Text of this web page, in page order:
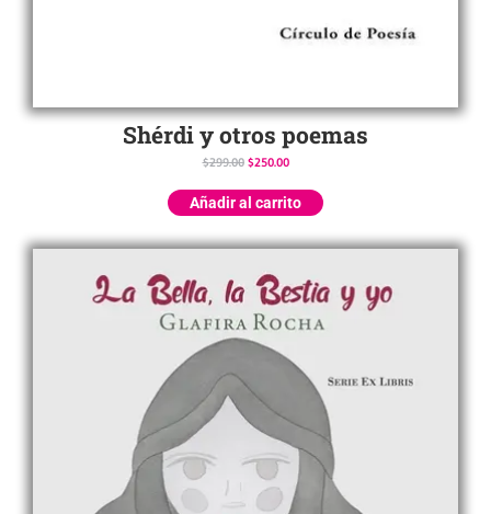
Shérdi y otros poemas
$299.00 $250.00
Añadir al carrito